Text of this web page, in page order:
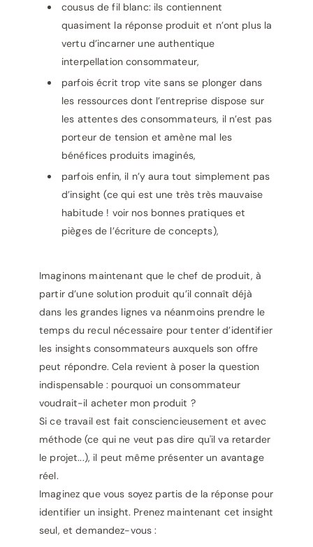
cousus de fil blanc: ils contiennent
quasiment la réponse produit et n’ont plus la
vertu d’incarner une authentique
interpellation consommateur,
parfois écrit trop vite sans se plonger dans
les ressources dont l’entreprise dispose sur
les attentes des consommateurs, il n’est pas
porteur de tension et amène mal les
bénéfices produits imaginés,
parfois enfin, il n’y aura tout simplement pas
d’insight (ce qui est une très très mauvaise
habitude ! voir nos bonnes pratiques et
pièges de l’écriture de concepts),
Imaginons maintenant que le chef de produit, à
partir d’une solution produit qu’il connaît déjà
dans les grandes lignes va néanmoins prendre le
temps du recul nécessaire pour tenter d’identifier
les insights consommateurs auxquels son offre
peut répondre. Cela revient à poser la question
indispensable : pourquoi un consommateur
voudrait-il acheter mon produit ?
Si ce travail est fait consciencieusement et avec
méthode (ce qui ne veut pas dire qu'il va retarder
le projet...), il peut même présenter un avantage
réel.
Imaginez que vous soyez partis de la réponse pour
identifier un insight. Prenez maintenant cet insight
seul, et demandez-vous :